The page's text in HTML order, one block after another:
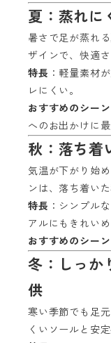
夏：蒸れに
暑さで足が蒸れ
ザインで、快適
特長 ：軽量素材
レにくい。
おすすめのシーン
へのお出かけに最
秋：落ち着
気温が下がり始
ンは、落ち着い
特長 ：シンプル
アルにもきれい
おすすめのシーン
冬：しっか
供
寒い季節でも足
くいソールと安